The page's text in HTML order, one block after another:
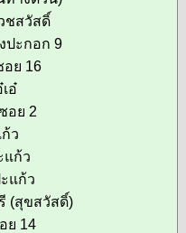
ชสวัสดิ์
ปะกอก 9
ย 16
อ๋
อย 2
ว
แก้ว
แก้ว
(สุขสวัสดิ์)
ย 14